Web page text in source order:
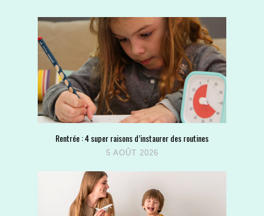
Rentrée : 4 super raisons d’instaurer des routines
5 AOÛT 2026